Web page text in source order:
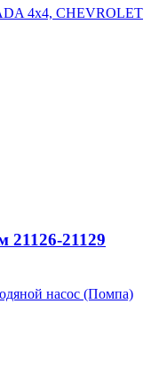
4x4, CHEVROLET
21126-21129
насос (Помпа)